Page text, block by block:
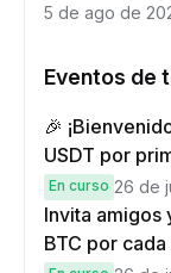
5 de ago de
Eventos de
🎉
USDT por
hasta 9,999
recompensas
En curso 26 de
Invita amigos
BTC por